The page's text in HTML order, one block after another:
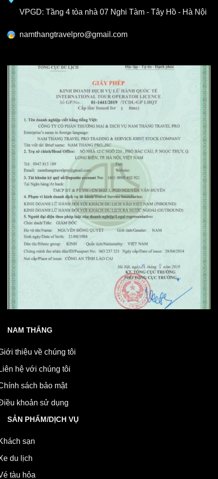
VPGD: Tầng 4 tòa nhà 07 Nghi Tàm - Tây Hồ - Hà Nội
namthangtravelpro@gmail.com
NAM THẮNG
thiệu về chúng tôi
hệ với chúng tôi
sách bảo mật
khoản sử dụng
SẢN PHẨM/DỊCH VỤ
sạn
du lịch
tàu hỏa